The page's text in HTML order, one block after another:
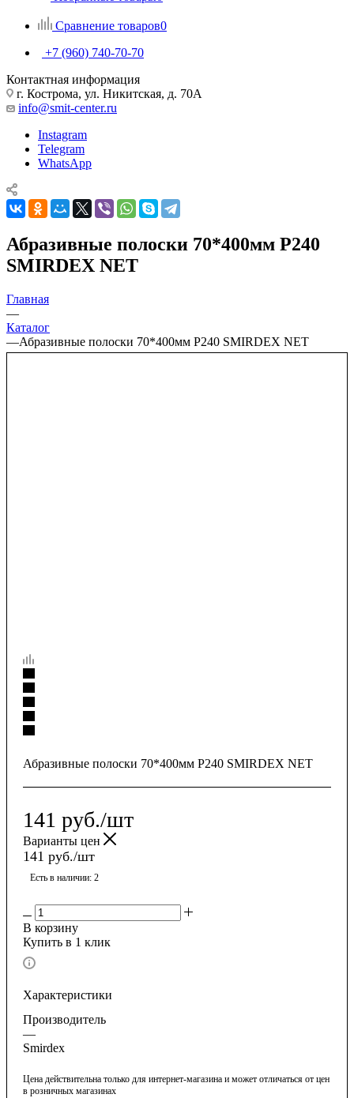
Сравнение товаров0
+7 (960) 740-70-70
Контактная информация
г. Кострома, ул. Никитская, д. 70А
info@smit-center.ru
Instagram
Telegram
WhatsApp
Абразивные полоски 70*400мм P240
SMIRDEX NET
Главная
—
Каталог
—Абразивные полоски 70*400мм P240 SMIRDEX NET
Абразивные полоски 70*400мм P240 SMIRDEX NET
141 руб./шт
Варианты цен
141 руб./шт
Есть в наличии: 2
В корзину
Купить в 1 клик
Характеристики
Производитель
—
Smirdex
Цена действительна только для интернет-магазина и может отличаться от цен
в розничных магазинах